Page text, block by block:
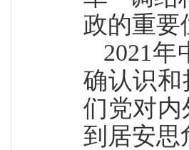
政的重要
2021
确认识和
们党对内
到居安思